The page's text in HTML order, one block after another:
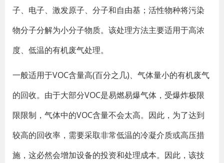
子、电子、激发原子、分子和自由基；活性物种将污染
物分子分解为小分子物质。该处理方法主要适用于高浓
度、低温的有机废气处理。
一般适用于VOC含量高(百分之几)、气体量小的有机废气
的回收。由于大部分VOC是易燃易爆气体，受爆炸极限
限限制，气体中的VOC含量不会太高。因此，为了达到
较高的回收率，需要采取非常低温的冷凝介质或高压措
施，这必然会增加设备的投资和处理成本。因此，该技